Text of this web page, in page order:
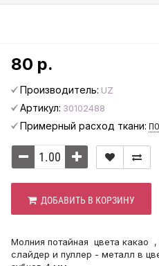
80 р.
Производитель: UZ
Артикул: 30102488
Примерный расход ткани:
ДОБАВИТЬ В КОРЗИНУ
Молния потайная цвета какао
слайдер и пуллер - металл в